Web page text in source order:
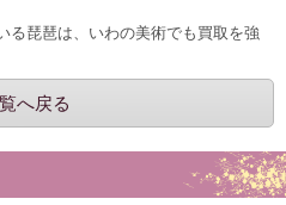
る琵琶は、いわの美術でも買取を強
へ戻る